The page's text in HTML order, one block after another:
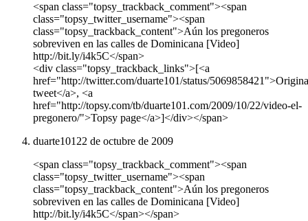
<span class="topsy_trackback_comment"><span
class="topsy_twitter_username"><span
class="topsy_trackback_content">Aún los pregoneros
sobreviven en las calles de Dominicana [Video]
http://bit.ly/i4k5C</span>
<div class="topsy_trackback_links">[<a
href="http://twitter.com/duarte101/status/
tweet</a>, <a
href="http://topsy.com/tb/duarte101.com/2009/10/22/video-el-
pregonero/">Topsy page</a>]</div></span>
duarte101 22 de octubre de 2009
<span class="topsy_trackback_comment"><span
class="topsy_twitter_username"><span
class="topsy_trackback_content">Aún los pregoneros
sobreviven en las calles de Dominicana [Video]
http://bit.ly/i4k5C</span></span>